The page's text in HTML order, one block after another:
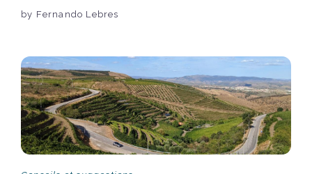
by Fernando Lebres